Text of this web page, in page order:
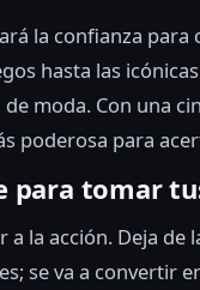
la confianza
hasta las icónicas
moda. Con una
poderosa para
tomar
a la acción. Deja de
se va a convertir